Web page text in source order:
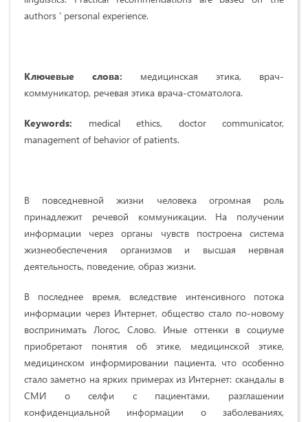
authors ' personal experience.
Ключевые слова: медицинская этика, врач-
коммуникатор, речевая этика врача-стоматолога.
Keywords: medical ethics, doctor communicator,
management of behavior of patients.
В повседневной жизни человека огромная роль
принадлежит речевой коммуникации. На получении
информации через органы чувств построена система
жизнеобеспечения организмов и высшая нервная
деятельность, поведение, образ жизни.
В последнее время, вследствие интенсивного потока
информации через Интернет, общество стало по-новому
воспринимать Логос, Слово. Иные оттенки в социуме
приобретают понятия об этике, медицинской этике,
медицинском информировании пациента, что особенно
стало заметно на ярких примерах из Интернет: скандалы в
СМИ о селфи с пациентами, разглашении
конфиденциальной информации о заболеваниях,